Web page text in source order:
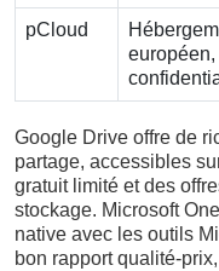
pCloud
Google Drive offre de
partage, accessibles
gratuit limité et des
stockage. Microsoft
native avec les outils
bon rapport qualité-